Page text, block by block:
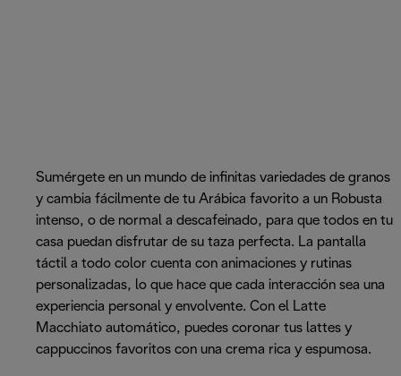
Sumérgete en un mundo de infinitas variedades de granos
y cambia fácilmente de tu Arábica favorito a un Robusta
intenso, o de normal a descafeinado, para que todos en tu
casa puedan disfrutar de su taza perfecta. La pantalla
táctil a todo color cuenta con animaciones y rutinas
personalizadas, lo que hace que cada interacción sea una
experiencia personal y envolvente. Con el Latte
Macchiato automático, puedes coronar tus lattes y
cappuccinos favoritos con una crema rica y espumosa.